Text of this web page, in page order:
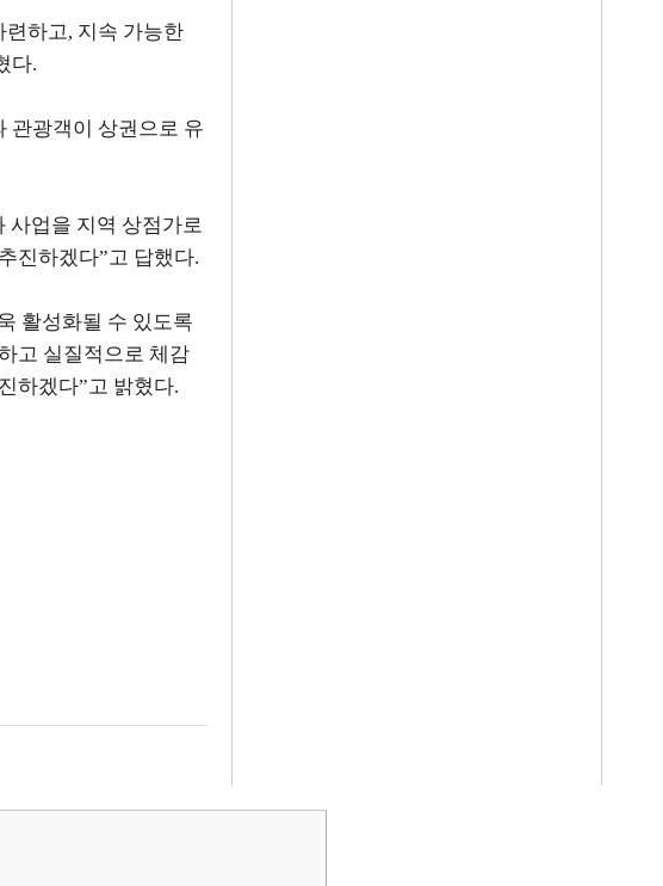
련하고, 지속 가능한
다.
관광객이 상권으로 유
사업을 지역 상점가로
진하겠다”고 답했다.
활성화될 수 있도록
고 실질적으로 체감
하겠다”고 밝혔다.